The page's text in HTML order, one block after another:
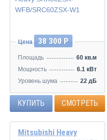
Цена 38 300 Р
Площадь
60 кв.м
Мощность
6.1 кВт
Уровень шума
22 дБ
КУПИТЬ СМОТРЕТЬ
Mitsubishi Heavy